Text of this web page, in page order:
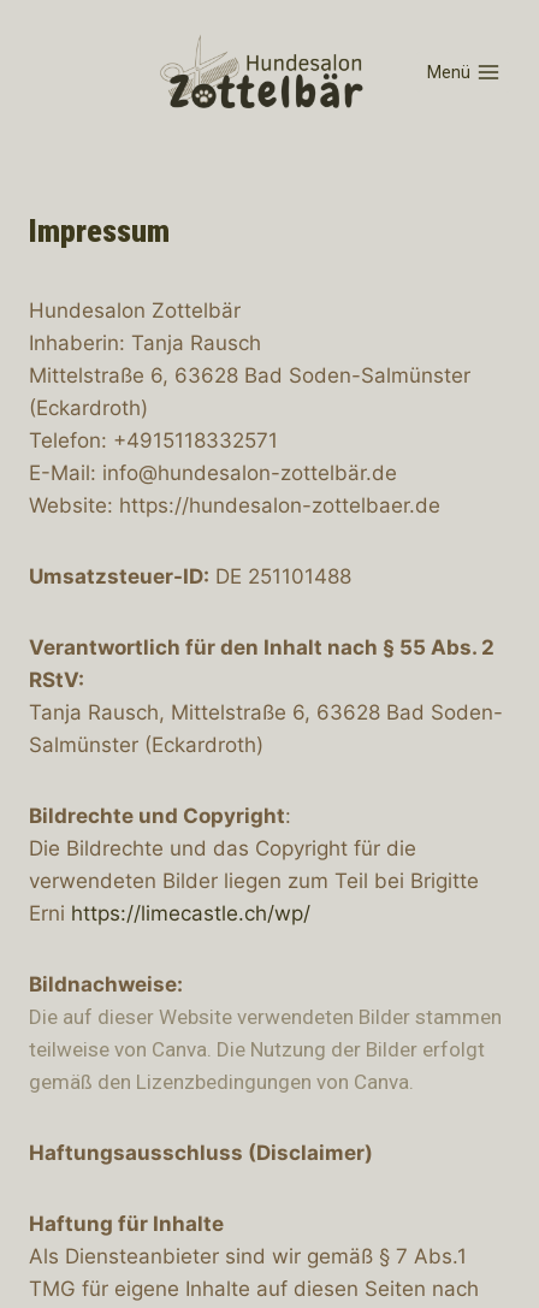
Menü
Impressum
Hundesalon Zottelbär
Inhaberin: Tanja Rausch
Mittelstraße 6, 63628 Bad Soden-Salmünster
(Eckardroth)
Telefon: +4915118332571
E-Mail: info@hundesalon-zottelbär.de
Website: https://hundesalon-zottelbaer.de
Umsatzsteuer-ID: DE 251101488
Verantwortlich für den Inhalt nach § 55 Abs. 2
RStV:
Tanja Rausch, Mittelstraße 6, 63628 Bad Soden-
Salmünster (Eckardroth)
Bildrechte und Copyright:
Die Bildrechte und das Copyright für die
verwendeten Bilder liegen zum Teil bei Brigitte
Erni https://limecastle.ch/wp/
Bildnachweise:
Die auf dieser Website verwendeten Bilder stammen
teilweise von Canva. Die Nutzung der Bilder erfolgt
gemäß den Lizenzbedingungen von Canva.
Haftungsausschluss (Disclaimer)
Haftung für Inhalte
Als Diensteanbieter sind wir gemäß § 7 Abs.1
TMG für eigene Inhalte auf diesen Seiten nach